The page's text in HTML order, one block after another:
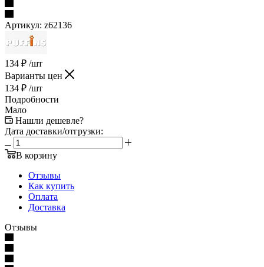
Артикул: z62136
134 ₽ /шт
Варианты цен
134 ₽ /шт
Подробности
Мало
Нашли дешевле?
Дата доставки/отгрузки:
В корзину
Отзывы
Как купить
Оплата
Доставка
Отзывы